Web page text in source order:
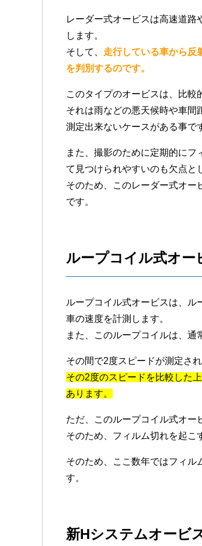
レーダー式オービスは高速道
します。
そして、 走行している車から反
を判別するのです。
このタイプのオービスは、比較
それは雨などの悪天候時や車間
測定出来ないケースがある事で
また、撮影のために定期的に
て見つけられやすいのも欠点と
そのため、このレーダー式オー
です。
ループコイル式オー
ループコイル式オービスは、ル
車の速度を計測します。
また、このループコイルは、通
その間で2度スピードが測定さ
その2度のスピードを比較した
あります。
ただ、このループコイル式オー
そのため、フィルム切れを起こ
そのため、ここ数年ではフィル
す。
新Hシステムオービ